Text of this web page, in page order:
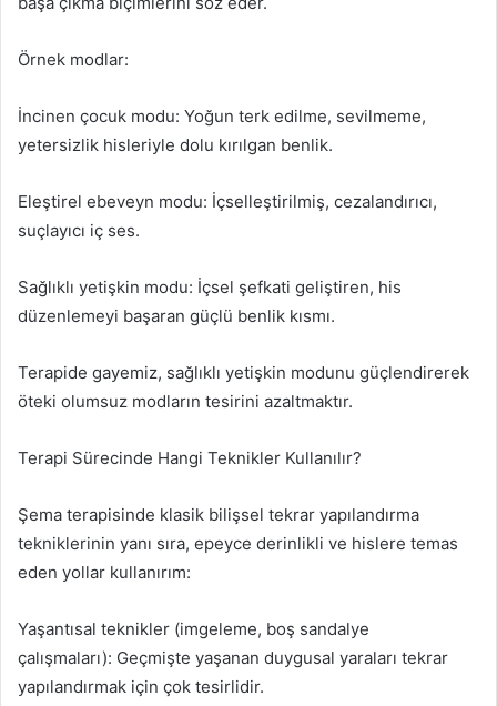
Örnek modlar:
İncinen çocuk modu: Yoğun terk edilme, sevilmeme,
yetersizlik hisleriyle dolu kırılgan benlik.
Eleştirel ebeveyn modu: İçselleştirilmiş, cezalandırıcı,
suçlayıcı iç ses.
Sağlıklı yetişkin modu: İçsel şefkati geliştiren, his
düzenlemeyi başaran güçlü benlik kısmı.
Terapide gayemiz, sağlıklı yetişkin modunu güçlendirerek
öteki olumsuz modların tesirini azaltmaktır.
Terapi Sürecinde Hangi Teknikler Kullanılır?
Şema terapisinde klasik bilişsel tekrar yapılandırma
tekniklerinin yanı sıra, epeyce derinlikli ve hislere temas
eden yollar kullanırım:
Yaşantısal teknikler (imgeleme, boş sandalye
çalışmaları): Geçmişte yaşanan duygusal yaraları tekrar
yapılandırmak için çok tesirlidir.